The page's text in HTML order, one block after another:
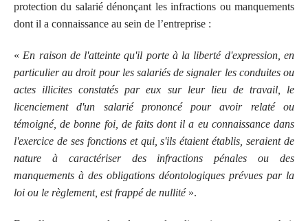
protection du salarié dénonçant les infractions ou manquements
dont il a connaissance au sein de l’entreprise :
« En raison de l'atteinte qu'il porte à la liberté d'expression, en
particulier au droit pour les salariés de signaler les conduites ou
actes illicites constatés par eux sur leur lieu de travail, le
licenciement d'un salarié prononcé pour avoir relaté ou
témoigné, de bonne foi, de faits dont il a eu connaissance dans
l'exercice de ses fonctions et qui, s'ils étaient établis, seraient de
nature à caractériser des infractions pénales ou des
manquements à des obligations déontologiques prévues par la
loi ou le règlement, est frappé de nullité».